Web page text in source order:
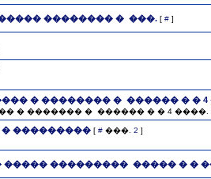
�������� � ­ ���. [ # ]
� �������� � ­ ������ � � 4
� ������� � ­ ������ � � 4
��������� [ # ���. 2 ]
��������� ­ ����� � �